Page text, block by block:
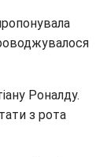
Роналду.
з рота